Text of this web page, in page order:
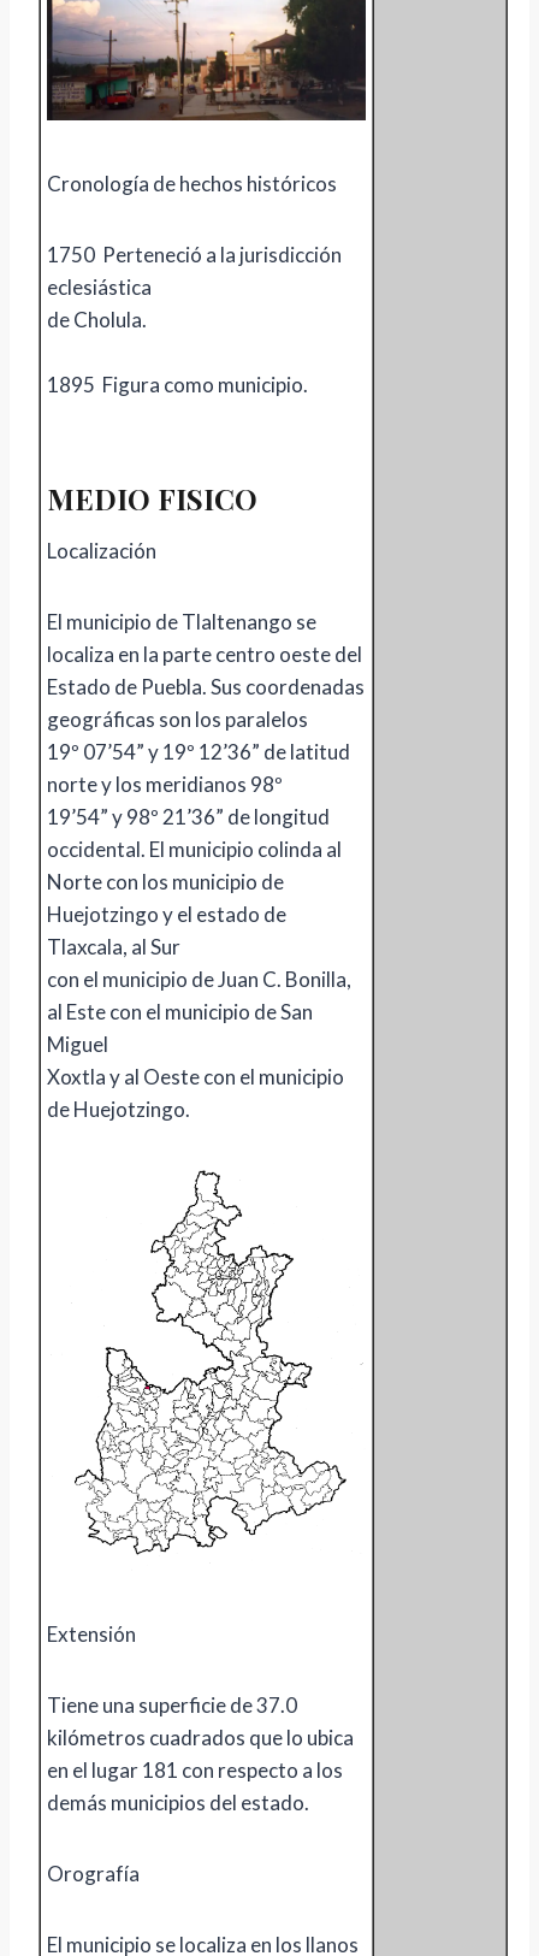
Cronología de hechos históricos
1750 Perteneció a la jurisdicción
eclesiástica
de Cholula.
1895 Figura como municipio.
MEDIO FISICO
Localización
El municipio de Tlaltenango se
localiza en la parte centro oeste del
Estado de Puebla. Sus coordenadas
geográficas son los paralelos
19º 07’54” y 19º 12’36” de latitud
norte y los meridianos 98º
19’54” y 98º 21’36” de longitud
occidental. El municipio colinda al
Norte con los municipio de
Huejotzingo y el estado de
Tlaxcala, al Sur
con el municipio de Juan C. Bonilla,
al Este con el municipio de San
Miguel
Xoxtla y al Oeste con el municipio
de Huejotzingo.
Extensión
Tiene una superficie de 37.0
kilómetros cuadrados que lo ubica
en el lugar 181 con respecto a los
demás municipios del estado.
Orografía
El municipio se localiza en los llanos